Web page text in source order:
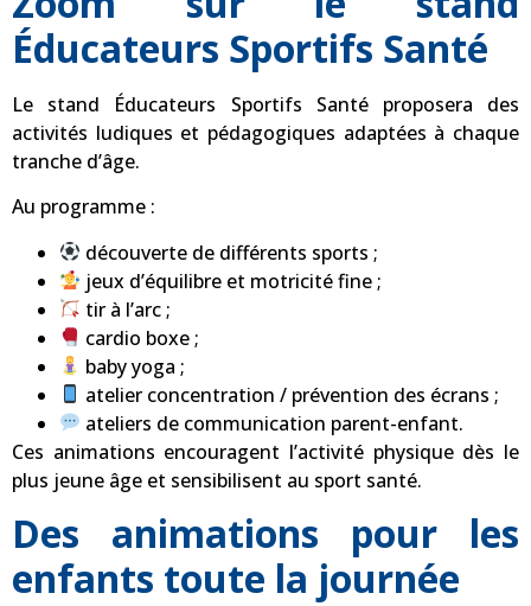
Éducateurs Sportifs Santé
Le stand Éducateurs Sportifs Santé proposera des
activités ludiques et pédagogiques adaptées à chaque
tranche d’âge.
Au programme :
découverte de différents sports ;
jeux d’équilibre et motricité fine ;
tir à l’arc ;
cardio boxe ;
baby yoga ;
atelier concentration / prévention des écrans ;
ateliers de communication parent-enfant.
Ces animations encouragent l’activité physique dès le
plus jeune âge et sensibilisent au sport santé.
Des animations pour les
enfants toute la journée